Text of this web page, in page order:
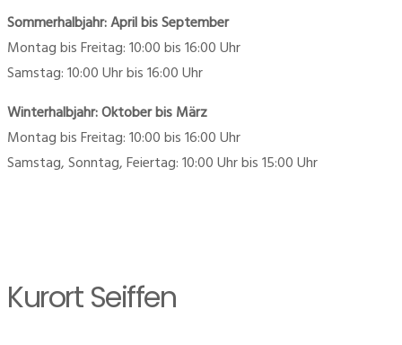
Sommerhalbjahr: April bis September
Montag bis Freitag: 10:00 bis 16:00 Uhr
Samstag: 10:00 Uhr bis 16:00 Uhr
Winterhalbjahr: Oktober bis März
Montag bis Freitag: 10:00 bis 16:00 Uhr
Samstag, Sonntag, Feiertag: 10:00 Uhr bis 15:00 Uhr
Kurort Seiffen